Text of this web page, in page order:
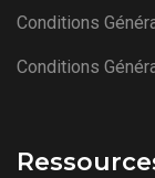
Conditions
Conditions